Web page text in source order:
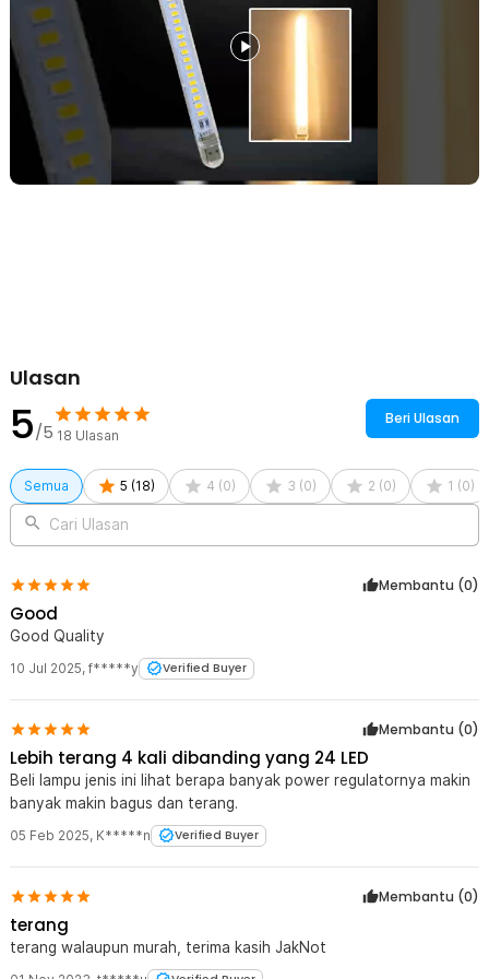
menggunakannya.
Kelengkapan Produk
Rincian yang Anda dapatkan untuk pembelian produk ini:
1 x TaffLED Lampu Baca Mini LED USB Portable 5V - SMD 5730
Ulasan
5/5 18 Ulasan
Beri Ulasan
Semua 5 (18) 4 (0) 3 (0) 2 (0) 1 (0)
Cari Ulasan
Membantu (0)
Good
Good Quality
10 Jul 2025, f*****y Verified Buyer
Membantu (0)
Lebih terang 4 kali dibanding yang 24 LED
Beli lampu jenis ini lihat berapa banyak power regulatornya makin
banyak makin bagus dan terang.
05 Feb 2025, K*****n Verified Buyer
Membantu (0)
terang
terang walaupun murah, terima kasih JakNot